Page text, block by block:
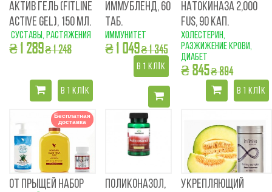
АКТИВ ГЕЛЬ (FITLINE
ACTIVE GEL), 150 МЛ.
суставы, растяжения
₴ 1 289₴ 1 248
В 1 КЛІК
ИММУБЛЕНД, 60
ТАБ.
иммунитет
₴ 1 049₴ 1 345
В 1 КЛІК
НАТОКИНАЗА 2,000
FUS, 90 КАП.
холестерин,
разжижение крови,
диабет
₴ 845₴ 894
В 1 КЛІК
Бесплатная
доставка
ОТ ПРЫЩЕЙ НАБОР
ПОЛИКОНАЗОЛ,
УКРЕПЛЯЮЩИЙ